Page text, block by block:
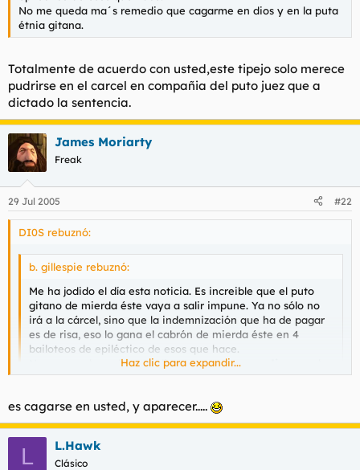
No me queda ma´s remedio que cagarme en dios y en la puta
étnia gitana.
Totalmente de acuerdo con usted,este tipejo solo merece
pudrirse en el carcel en compañia del puto juez que a
dictado la sentencia.
James Moriarty
Freak
29 Jul 2005 #22
DI0S rebuznó:
b. gillespie rebuznó:
Me ha jodido el día esta noticia. Es increible que el puto
gitano de mierda éste vaya a salir impune. Ya no sólo no
irá a la cárcel, sino que la indemnización que ha de pagar
es de risa, eso lo gana el cabrón de mierda éste en 4
bailoteos de epiléctico de esos que hace.
No me queda ma´s remedio quecagarme en dios
puta étnia gitana.Haz clic para expandir...
Totalmente de acuerdo con usted,este tipejo solo merece
pudrirse en el carcel en compañia del puto juez que a dictado
la sentencia.
Haz clic para expandir...
es cagarse en usted, y aparecer.....
L L.Hawk
Clásico